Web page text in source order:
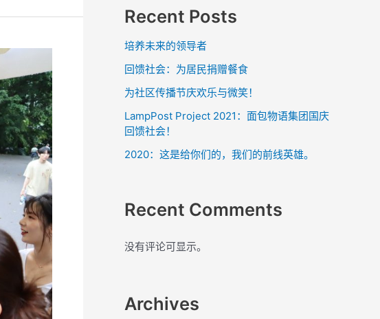
Recent Posts
培养未来的领导者
回馈社会：为居民捐赠餐食
为社区传播节庆欢乐与微笑！
LampPost Project 2021：面包物语集团国庆
回馈社会！
2020：这是给你们的，我们的前线英雄。
Recent Comments
没有评论可显示。
Archives